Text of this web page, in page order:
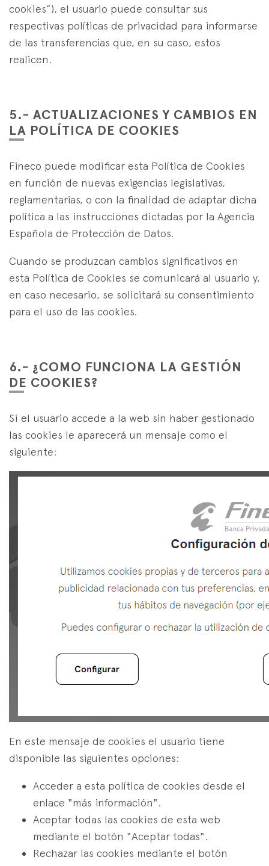
cookies”), el usuario puede consultar sus
respectivas políticas de privacidad para informarse
de las transferencias que, en su caso, estos
realicen.
5.- ACTUALIZACIONES Y CAMBIOS EN
LA POLÍTICA DE COOKIES
Fineco puede modificar esta Política de Cookies
en función de nuevas exigencias legislativas,
reglamentarias, o con la finalidad de adaptar dicha
política a las instrucciones dictadas por la Agencia
Española de Protección de Datos.
Cuando se produzcan cambios significativos en
esta Política de Cookies se comunicará al usuario y,
en caso necesario, se solicitará su consentimiento
para el uso de las cookies.
6.- ¿COMO FUNCIONA LA GESTIÓN
DE COOKIES?
Si el usuario accede a la web sin haber gestionado
las cookies le aparecerá un mensaje como el
siguiente:
En este mensaje de cookies el usuario tiene
disponible las siguientes opciones:
Acceder a esta política de cookies desde el
enlace "más información".
Aceptar todas las cookies de esta web
mediante el botón "Aceptar todas".
Rechazar las cookies mediante el botón